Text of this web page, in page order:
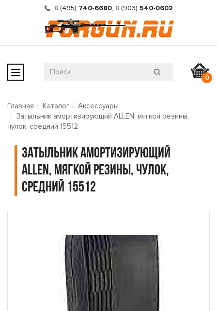
8 (495) 740-6680, 8 (903) 540-0602
0
Главная Каталог
Аксессуары
Затыльник амортизирующий ALLEN, мягкой резины,
чулок, средний 15512
Затыльник амортизирующий
ALLEN, мягкой резины, чулок,
средний 15512